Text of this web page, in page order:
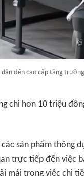
đến cao cấp tăng
chi hơn 10 triệu
sản phẩm thông
trực tiếp đến việc
mái trong việc chi